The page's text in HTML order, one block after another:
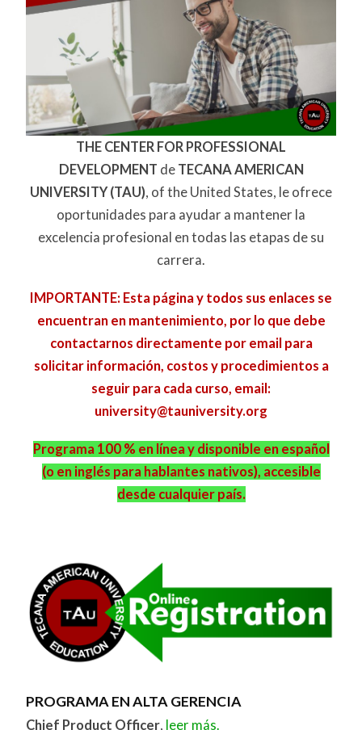
THE CENTER FOR PROFESSIONAL
DEVELOPMENT de TECANA AMERICAN
UNIVERSITY (TAU), of the United States, le ofrece
oportunidades para ayudar a mantener la
excelencia profesional en todas las etapas de su
carrera.
IMPORTANTE: Esta página y todos sus enlaces se
encuentran en mantenimiento, por lo que debe
contactarnos directamente por email para
solicitar información, costos y procedimientos a
seguir para cada curso, email:
university@tauniversity.org
Programa 100 % en línea y disponible en español
(o en inglés para hablantes nativos), accesible
desde cualquier país.
Image
PROGRAMA EN ALTA GERENCIA
Chief Product Officer, leer más.